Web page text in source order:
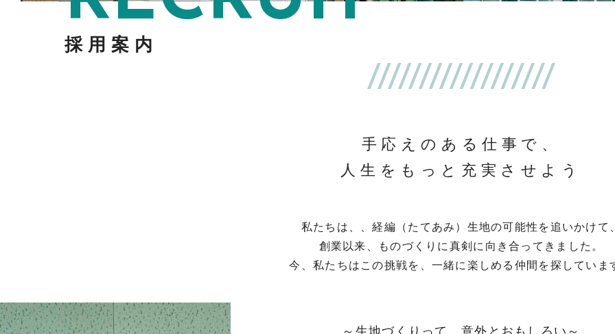
採用案内
手応えのある仕事で、
人生をもっと充実させよう
私たちは、、経編（たてあみ）生地の可能性を追いかけて
創業以来、ものづくりに真剣に向き合ってきました。
今、私たちはこの挑戦を、一緒に楽しめる仲間を探していま
～生地づくりって、意外とおもしろい～